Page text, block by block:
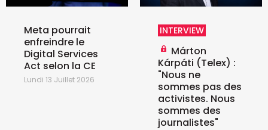
Meta pourrait
enfreindre le
Digital Services
Act selon la CE
Lundi 13 Juillet 2026
INTERVIEW
Márton
Kárpáti (Telex) :
"Nous ne
sommes pas des
activistes. Nous
sommes des
journalistes"